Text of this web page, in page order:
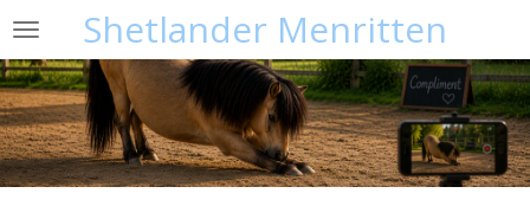
Ga
naar
de
hoofdinhoud
Shetlander Menritten